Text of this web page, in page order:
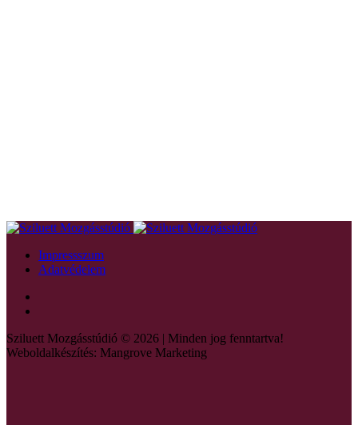
Impressszum
Adatvédelem
Sziluett Mozgásstúdió © 2026 | Minden jog fenntartva!
Weboldalkészítés: Mangrove Marketing